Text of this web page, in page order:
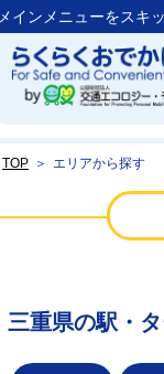
メインメニューをスキ
TOP ＞ エリアから探す
三重県の駅・